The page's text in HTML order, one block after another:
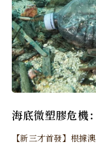
海底微塑膠危機
【新三才首發】根據